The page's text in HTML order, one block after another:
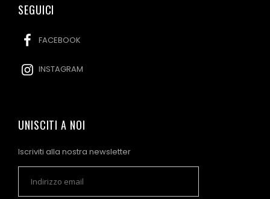
SEGUICI
FACEBOOK
INSTAGRAM
UNISCITI A NOI
Iscriviti alla nostra newsletter